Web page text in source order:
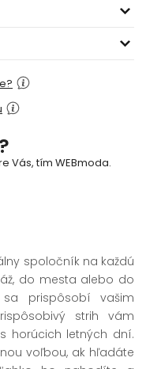
Vás, tím WEBmoda.
spoločník na každú
do mesta alebo do
sa prispôsobí vašim
strih vám
horúcich letných dní.
voľbou, ak hľadáte